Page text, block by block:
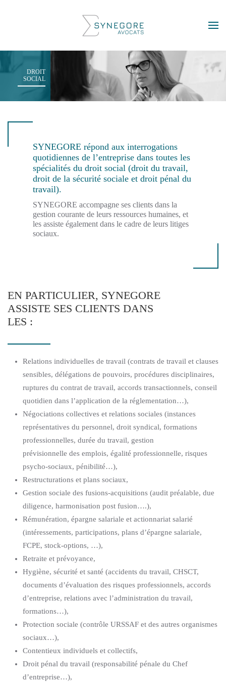
DROIT
SOCIAL
SYNEGORE répond aux interrogations
quotidiennes de l’entreprise dans toutes les
spécialités du droit social (droit du travail,
droit de la sécurité sociale et droit pénal du
travail).
SYNEGORE accompagne ses clients dans la
gestion courante de leurs ressources humaines, et
les assiste également dans le cadre de leurs litiges
sociaux.
EN PARTICULIER, SYNEGORE
ASSISTE SES CLIENTS DANS
LES :
Relations individuelles de travail (contrats de travail et clauses
sensibles, délégations de pouvoirs, procédures disciplinaires,
ruptures du contrat de travail, accords transactionnels, conseil
quotidien dans l’application de la réglementation…),
Négociations collectives et relations sociales (instances
représentatives du personnel, droit syndical, formations
professionnelles, durée du travail, gestion
prévisionnelle des emplois, égalité professionnelle, risques
psycho-sociaux, pénibilité…),
Restructurations et plans sociaux,
Gestion sociale des fusions-acquisitions (audit préalable, due
diligence, harmonisation post fusion….),
Rémunération, épargne salariale et actionnariat salarié
(intéressements, participations, plans d’épargne salariale,
FCPE, stock-options, …),
Retraite et prévoyance,
Hygiène, sécurité et santé (accidents du travail, CHSCT,
documents d’évaluation des risques professionnels, accords
d’entreprise, relations avec l’administration du travail,
formations…),
Protection sociale (contrôle URSSAF et des autres organismes
sociaux…),
Contentieux individuels et collectifs,
Droit pénal du travail (responsabilité pénale du Chef
d’entreprise…),